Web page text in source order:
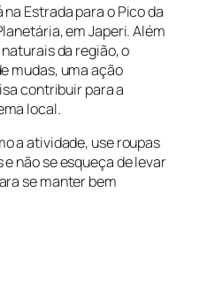
Estrada para o Pico da
em Japeri. Além
da região, o
mudas, uma ação
contribuir para a
local.
a atividade, use roupas
não se esqueça de levar
se manter bem